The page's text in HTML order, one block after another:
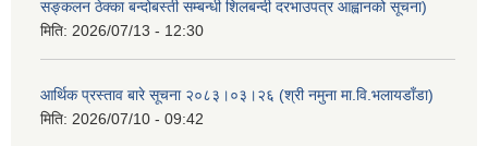
सङ्कलन ठेक्का बन्दोबस्ती सम्बन्धी शिलबन्दी दरभाउपत्र आह्वानको सूचना)
मिति: 2026/07/13 - 12:30
आर्थिक प्रस्ताव बारे सूचना २०८३।०३।२६ (श्री नमुना मा.वि.भलायडाँडा)
मिति: 2026/07/10 - 09:42